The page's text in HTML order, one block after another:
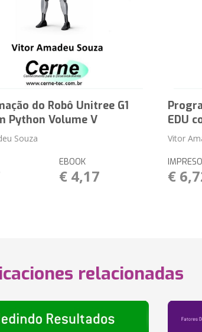
do Robô Unitree G1
Python Volume V
Souza
EBOOK
€ 4,17
EDU
Vitor
IMPRESO
€
relacionadas